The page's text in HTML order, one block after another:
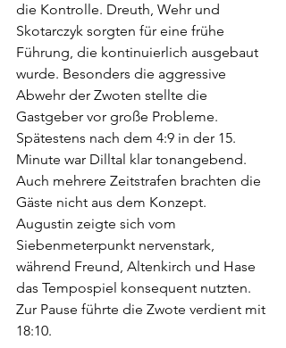
die Kontrolle. Dreuth, Wehr und
Skotarczyk sorgten für eine frühe
Führung, die kontinuierlich ausgebaut
wurde. Besonders die aggressive
Abwehr der Zwoten stellte die
Gastgeber vor große Probleme.
Spätestens nach dem 4:9 in der 15.
Minute war Dilltal klar tonangebend.
Auch mehrere Zeitstrafen brachten die
Gäste nicht aus dem Konzept.
Augustin zeigte sich vom
Siebenmeterpunkt nervenstark,
während Freund, Altenkirch und Hase
das Tempospiel konsequent nutzten.
Zur Pause führte die Zwote verdient mit
18:10.